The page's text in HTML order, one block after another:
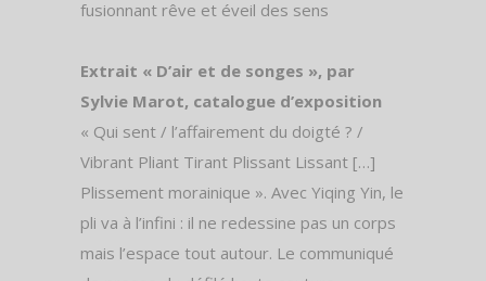
fusionnant rêve et éveil des sens
Extrait « D’air et de songes », par
Sylvie Marot, catalogue d’exposition
« Qui sent / l’affairement du doigté ? /
Vibrant Pliant Tirant Plissant Lissant […]
Plissement morainique ». Avec Yiqing Yin, le
pli va à l’infini : il ne redessine pas un corps
mais l’espace tout autour. Le communiqué